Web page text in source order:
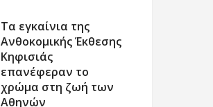
Τα εγκαίνια της
Ανθοκομικής Έκθεσης
Κηφισιάς
επανέφεραν το
χρώμα στη ζωή των
Αθηνών